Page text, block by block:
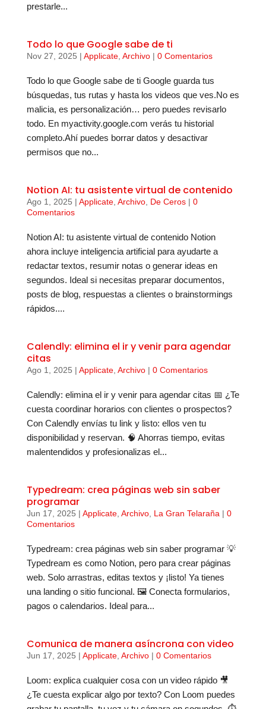
prestarle...
Todo lo que Google sabe de ti
Nov 27, 2025 | Applicate, Archivo| 0 Comentarios
Todo lo que Google sabe de ti Google guarda tus
búsquedas, tus rutas y hasta los videos que ves.No es
malicia, es personalización… pero puedes revisarlo
todo. En myactivity.google.com verás tu historial
completo.Ahí puedes borrar datos y desactivar
permisos que no...
Notion AI: tu asistente virtual de contenido
Ago 1, 2025 | Applicate, Archivo, De Ceros| 0
Comentarios
Notion AI: tu asistente virtual de contenido Notion
ahora incluye inteligencia artificial para ayudarte a
redactar textos, resumir notas o generar ideas en
segundos. Ideal si necesitas preparar documentos,
posts de blog, respuestas a clientes o brainstormings
rápidos....
Calendly: elimina el ir y venir para agendar
citas
Ago 1, 2025 | Applicate, Archivo| 0 Comentarios
Calendly: elimina el ir y venir para agendar citas 📅 ¿Te
cuesta coordinar horarios con clientes o prospectos?
Con Calendly envías tu link y listo: ellos ven tu
disponibilidad y reservan. 🧠 Ahorras tiempo, evitas
malentendidos y profesionalizas el...
Typedream: crea páginas web sin saber
programar
Jun 17, 2025 | Applicate, Archivo, La Gran Telaraña | 0
Comentarios
Typedream: crea páginas web sin saber programar 💡
Typedream es como Notion, pero para crear páginas
web. Solo arrastras, editas textos y ¡listo! Ya tienes
una landing o sitio funcional. 🖼️ Conecta formularios,
pagos o calendarios. Ideal para...
Comunica de manera asíncrona con video
Jun 17, 2025 | Applicate, Archivo| 0 Comentarios
Loom: explica cualquier cosa con un video rápido 🎥
¿Te cuesta explicar algo por texto? Con Loom puedes